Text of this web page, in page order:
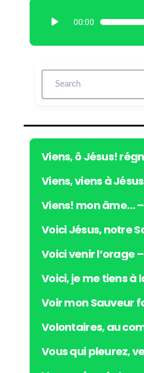
c
e
r
u
d
i
00:00
Viens, ô Jésus!
Viens, viens à
Viens! mon âme…
Voici Jésus, notre
Voici venir l’orage
Voici, je me tiens à
Voir mon Sauveur
Volontaires, au
Vous qui pleurez,